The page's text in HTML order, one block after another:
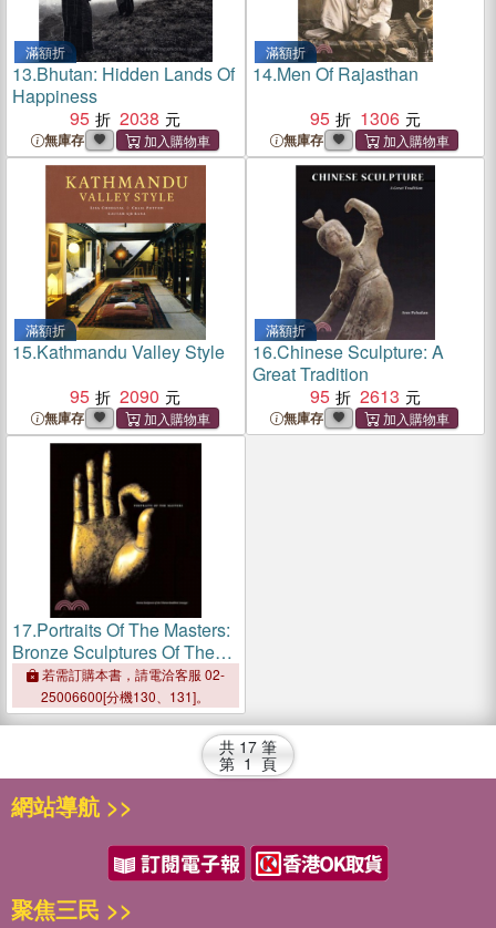
滿額折
13.Bhutan: Hidden Lands Of
Happiness
95
2038
無庫存
滿額折
14.Men Of Rajasthan
95
1306
無庫存
滿額折
15.Kathmandu Valley Style
95
2090
無庫存
滿額折
16.Chinese Sculpture: A
Great Tradition
95
2613
無庫存
17.Portraits Of The Masters:
Bronze Sculptures Of The
Tibetan Buddhist Lineages
若需訂購本書，請電洽客服 02-
25006600[分機130、131]。
共 17 筆
第 1 頁
網站導航 >>
聚焦三民 >>